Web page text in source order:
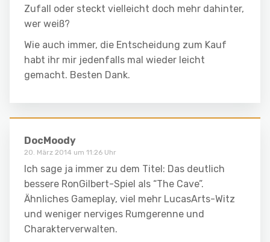
Zufall oder steckt vielleicht doch mehr dahinter,
wer weiß?
Wie auch immer, die Entscheidung zum Kauf
habt ihr mir jedenfalls mal wieder leicht
gemacht. Besten Dank.
DocMoody
20. März 2014 um 11:26 Uhr
Ich sage ja immer zu dem Titel: Das deutlich
bessere RonGilbert-Spiel als “The Cave”.
Ähnliches Gameplay, viel mehr LucasArts-Witz
und weniger nerviges Rumgerenne und
Charakterverwalten.